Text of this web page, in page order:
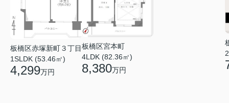
板橋区赤塚新町３丁目
1SLDK (53.46㎡)
4,299万円
板橋区宮本町
4LDK (82.36㎡)
8,380万円